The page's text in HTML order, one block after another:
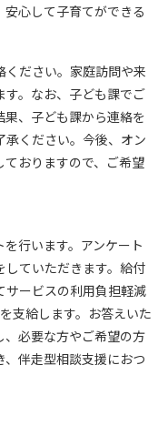
心して子育てができる
ださい。家庭訪問や来
。なお、子ども課でご
、子ども課から連絡を
承ください。今後、オン
おりますので、ご希望
行います。アンケート
していただきます。給付
サービスの利用負担軽減
支給します。お答えいた
必要な方やご希望の方
伴走型相談支援におつ